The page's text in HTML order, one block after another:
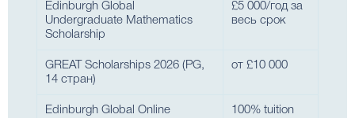
Edinburgh Global
Undergraduate Mathematics
Scholarship
£5 000/год за
весь срок
GREAT Scholarships 2026 (PG,
14 стран)
от £10 000
Edinburgh Global Online
100% tuition